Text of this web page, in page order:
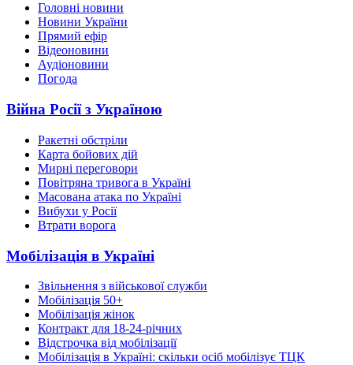
Головні новини
Новини України
Прямий ефір
Відеоновини
Аудіоновини
Погода
Війна Росії з Україною
Ракетні обстріли
Карта бойових дій
Мирні переговори
Повітряна тривога в Україні
Масована атака по Україні
Вибухи у Росії
Втрати ворога
Мобілізація в Україні
Звільнення з військової служби
Мобілізація 50+
Мобілізація жінок
Контракт для 18-24-річних
Відстрочка від мобілізації
Мобілізація в Україні: скільки осіб мобілізує ТЦК